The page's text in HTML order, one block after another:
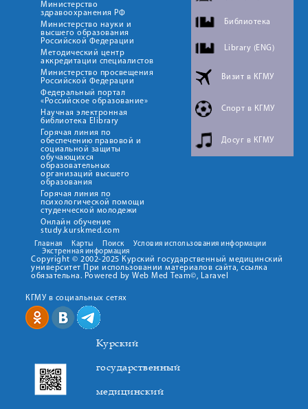
Министерство
здравоохранения РФ
Министерство науки и
высшего образования
Российской Федерации
Методический центр
аккредитации специалистов
Министерство просвещения
Российской Федерации
Федеральный портал
«Российское образование»
Научная электронная
библиотека Elibrary
Горячая линия по
обеспечению правовой и
социальной защиты
обучающихся
образовательных
организаций высшего
образования
Горячая линия по
психологической помощи
студенческой молодежи
Онлайн обучение
study.kurskmed.com
Библиотека
Library (ENG)
Визит в КГМУ
Спорт в КГМУ
Досуг в КГМУ
Главная Карты Поиск
Условия использования информации
Экстренная информация
Copyright © 2002-2025 Курский государственный медицинский
университет При использовании материалов сайта, ссылка
обязательна. Powered by Web Med Team©, Laravel
КГМУ в социальных сетях
Курский
государственный
медицинский